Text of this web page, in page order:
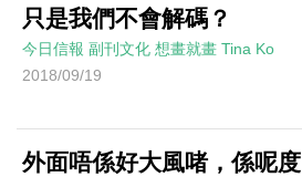
只是我們不會解碼？
今日信報 副刊文化 想畫就畫 Tina Ko
2018/09/19
外面唔係好大風啫，係呢度